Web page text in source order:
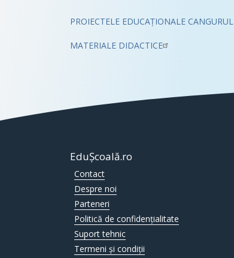
Pub
PROIECTELE EDUCAȚIONALE CANGURUL
MATERIALE DIDACTICE
EduȘcoală.ro
Contact
Despre noi
Parteneri
Politică de confidențialitate
Suport tehnic
Termeni și condiții